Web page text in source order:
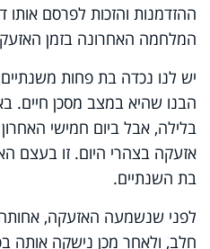
ההזדמנות והזכות לפרסם אותו
המלחמה האחרונה בזמן
יש לנו נכדה בת פחות
הבנו שהיא במצב מסכן חיים.
בלילה, אבל ביום חמישי
אזעקה בצהרי היום. זו בעצם
בת השנתיים.
חלב, ולאחר מכן נישקה אותה